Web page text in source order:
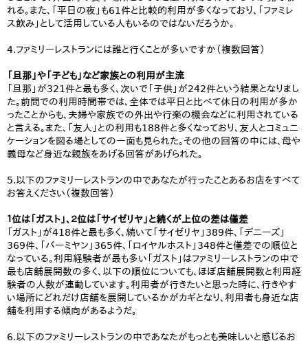
れる。また、「平日の夜」も61件と比較的利用が多くなっており、「ファミレ
ス飲み」として活用している人もいるのではないだろうか。
4.ファミリーレストランには誰と行くことが多いですか（複数回答）
「旦那」や「子ども」など家族との利用が主流
「旦那」が321件と最も多く、次いで「子供」が242件という結果となりまし
た。前問での利用時間帯では、全体では平日と比べて休日の利用が多か
ったことからも、夫婦や家族での外出や行楽の機会などに利用されている
と言える。また、「友人」との利用も188件と多くなっており、友人とコミュニ
ケーションを図る場としての一面も見られた。その他の回答の中には、母や
義母など身近な親族をあげる回答があげられた。
5.以下のファミリーレストランの中であなたが行ったことあるお店をすべて
お答えください（複数回答）
１位は「ガスト」、２位は「サイゼリヤ」と続くが上位の差は僅差
「ガスト」が418件と最も多く、続いて「サイゼリヤ」389件、「デニーズ」
369件、「バーミヤン」365件、「ロイヤルホスト」348件と僅差での順位と
なっている。利用経験者が最も多い「ガスト」はファミリーレストランの中で
最も店舗展開数の多く、以下の順位についても、ほぼ店舗展開数と利用経
験者の人数が連動しています。利用者が行きたいと思った時に、行きやす
い場所にどれだけ店舗を展開しているかがカギとなり、利用者も身近な店
舗を利用する傾向があるようだ。
6.以下のファミリーレストランの中であなたがもっとも美味しいと感じるお